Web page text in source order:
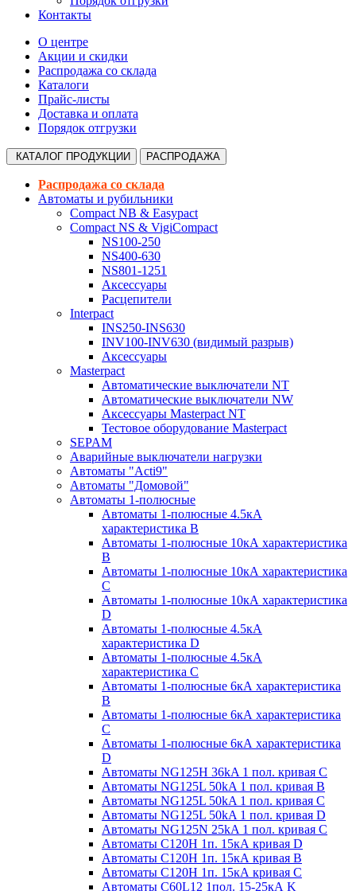
Контакты
О центре
Акции и скидки
Распродажа со склада
Каталоги
Прайс-листы
Доставка и оплата
Порядок отгрузки
КАТАЛОГ ПРОДУКЦИИ РАСПРОДАЖА
Распродажа со склада
Автоматы и рубильники
Compact NB & Easypact
Compact NS & VigiCompact
NS100-250
NS400-630
NS801-1251
Аксессуары
Расцепители
Interpact
INS250-INS630
INV100-INV630 (видимый разрыв)
Аксессуары
Masterpact
Автоматические выключатели NT
Автоматические выключатели NW
Аксессуары Masterpact NT
Тестовое оборудование Masterpact
SEPAM
Аварийные выключатели нагрузки
Автоматы "Acti9"
Автоматы "Домовой"
Автоматы 1-полюсные
Автоматы 1-полюсные 4.5кА
характеристика В
Автоматы 1-полюсные 10кА характеристика
B
Автоматы 1-полюсные 10кА характеристика
C
Автоматы 1-полюсные 10кА характеристика
D
Автоматы 1-полюсные 4.5кА
характеристика D
Автоматы 1-полюсные 4.5кА
характеристика С
Автоматы 1-полюсные 6кА характеристика
B
Автоматы 1-полюсные 6кА характеристика
C
Автоматы 1-полюсные 6кА характеристика
D
Автоматы NG125H 36kA 1 пол. кривая C
Автоматы NG125L 50kA 1 пол. кривая B
Автоматы NG125L 50kA 1 пол. кривая C
Автоматы NG125L 50kA 1 пол. кривая D
Автоматы NG125N 25kA 1 пол. кривая C
Автоматы С120H 1п. 15кА кривая D
Автоматы С120H 1п. 15кА кривая В
Автоматы С120H 1п. 15кА кривая С
Автоматы С60L12 1пол. 15-25кА K